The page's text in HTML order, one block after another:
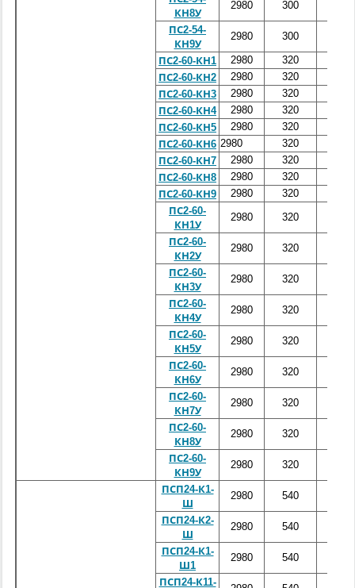
КН8У
2980 300
ПС2-54-
КН9У
2980 300
ПС2-60-КН1 2980 320
ПС2-60-КН2
2980 320
ПС2-60-КН3
2980 320
ПС2-60-КН4
2980 320
ПС2-60-КН5
2980 320
ПС2-60-КН6 2980 320
ПС2-60-КН7
2980 320
ПС2-60-КН8
2980 320
ПС2-60-КН9
2980 320
ПС2-60-
КН1У
2980 320
ПС2-60-
КН2У
2980 320
ПС2-60-
КН3У
2980 320
ПС2-60-
КН4У
2980 320
ПС2-60-
КН5У
2980 320
ПС2-60-
КН6У
2980 320
ПС2-60-
КН7У
2980 320
ПС2-60-
КН8У
2980 320
ПС2-60-
КН9У
2980 320
ПСП24-К1-
Ш
2980 540
ПСП24-К2-
Ш
2980 540
ПСП24-К1-
Ш1
2980 540
ПСП24-К11-